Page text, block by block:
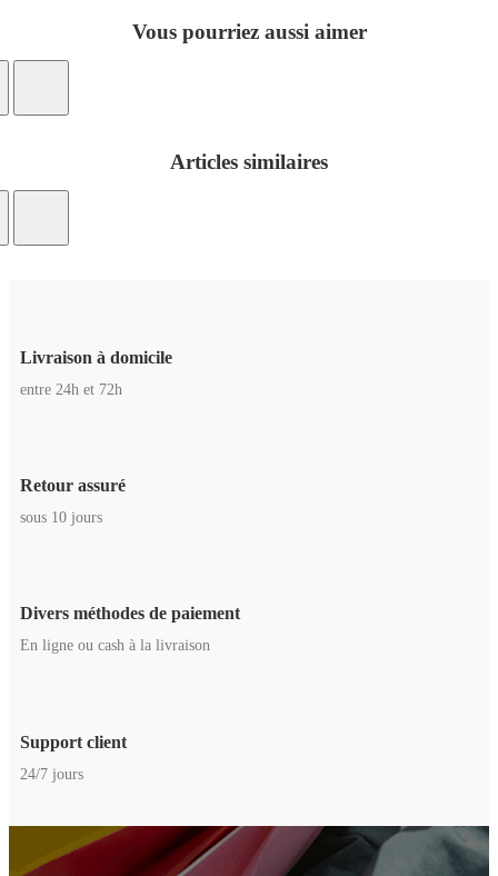
Vous pourriez aussi aimer
Articles similaires
Livraison à domicile
entre 24h et 72h
Retour assuré
sous 10 jours
Divers méthodes de paiement
En ligne ou cash à la livraison
Support client
24/7 jours